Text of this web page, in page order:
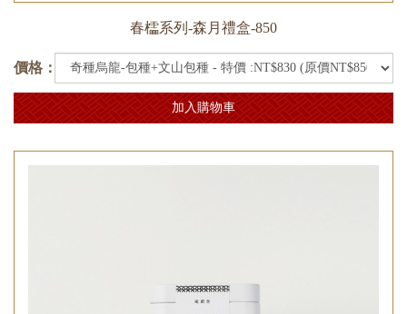
春櫺系列-森月禮盒-850
價格：
加入購物車